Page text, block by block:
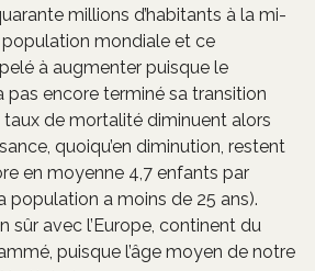
millions d’habitants à la mi-
population mondiale et ce
à augmenter puisque le
pas encore terminé sa transition
de mortalité diminuent alors
quoiqu’en diminution, restent
en moyenne 4,7 enfants par
population a moins de 25 ans).
sûr avec l’Europe, continent du
puisque l’âge moyen de notre